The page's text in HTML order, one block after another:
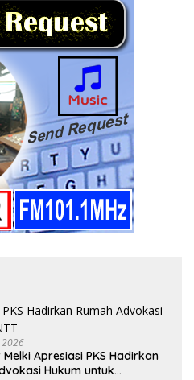
2026
Apresiasi PKS Hadirkan
Hukum untuk